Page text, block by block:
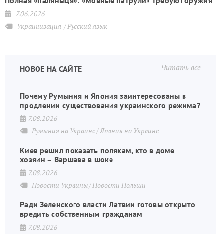
7.06.2026
Украинизация Русский язык
Читать все
НОВОЕ НА САЙТЕ
Почему Румыния и Япония заинтересованы в
продлении существования украинского режима?
7.08.2026
Румыния на Украине Япония на Украине
Киев решил показать полякам, кто в доме
хозяин – Варшава в шоке
7.08.2026
Новости Украины Новости Польши
Ради Зеленского власти Латвии готовы открыто
вредить собственным гражданам
7.08.2026